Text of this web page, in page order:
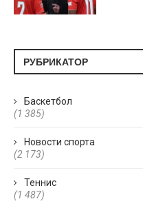
РУБРИКАТОР
Баскетбол
(1 385)
Новости спорта
(2 173)
Теннис
(1 487)